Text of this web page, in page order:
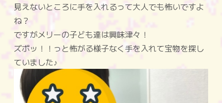
見えないところに手を入れるって大人でも怖いですよ
ね？
ですがメリーの子ども達は興味津々！
ズボッ！！っと怖がる様子なく手を入れて宝物を探し
ていました♪